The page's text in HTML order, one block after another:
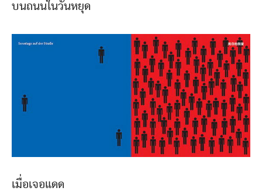
บนถนนในวันหยุด
เมื่อเจอแดด